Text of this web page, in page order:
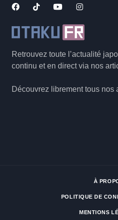
Retrouvez toute l’actualité
continu et en direct via nos
Découvrez librement tous nos
À
POLITIQUE DE
MENTIONS